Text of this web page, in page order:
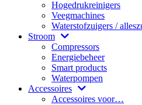
Hogedrukreinigers
Veegmachines
Waterstofzuigers /
Stroom
Compressors
Energiebeheer
Smart products
Waterpompen
Accessoires
Accessoires voor…